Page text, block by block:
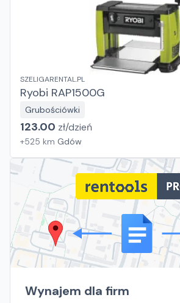
SZELIGARENTAL.PL
Ryobi RAP1500G
Grubościówki
123.00 zł/dzień
+525 km Gdów
Wynajem dla firm